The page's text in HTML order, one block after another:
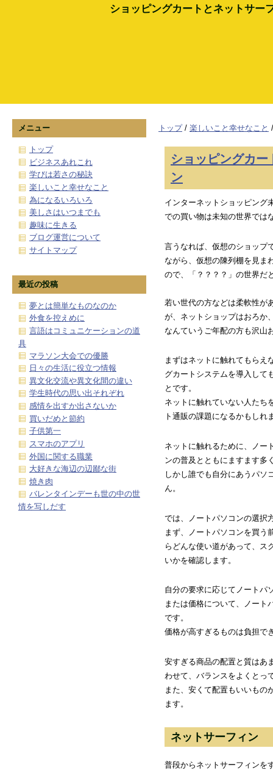
ショッピングカートとネットサー
トップ/ 楽しいこと幸せなこと /
ショッピングカ
ン
インターネットショッピング
での買い物は未知の世界では
言うなれば、仮想のショップ
ながら、仮想の陳列棚を見ま
ので、「？？？？」の世界だ
若い世代の方などは柔軟性が
が、ネットショップはおろか
なんていうご年配の方も沢山
まずはネットに触れてもらえ
グカートシステムを導入して
とです。
ネットに触れていない人たち
ト通販の課題になるかもしれ
ネットに触れるために、ノー
ンの普及とともにますます多
しかし誰でも自分にあうパソ
ん。
では、ノートパソコンの選択
まず、ノートパソコンを買う
らどんな使い道があって、ス
いかを確認します。
自分の要求に応じてノートパ
または価格について、ノート
です。
価格が高すぎるものは負担で
安すぎる商品の配置と質はあ
わせて、バランスをよくとっ
また、安くて配置もいいもの
ます。
ネットサーフィン
普段からネットサーフィンを
メニュー
トップ
ビジネスあれこれ
学びは若さの秘訣
楽しいこと幸せなこと
為になるいろいろ
美しさはいつまでも
趣味に生きる
ブログ運営について
サイトマップ
最近の投稿
夢とは簡単なものなのか
外食を控えめに
言語はコミュニケーションの道
具
マラソン大会での優勝
日々の生活に役立つ情報
異文化交流や異文化間の違い
学生時代の思い出それぞれ
感情を出すか出さないか
買いだめと節約
子供第一
スマホのアプリ
外国に関する職業
大好きな海辺の辺鄙な街
焼き肉
バレンタインデーも世の中の世
情を写しだす